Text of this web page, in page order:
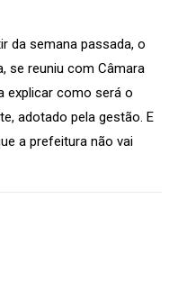
da semana passada, o
se reuniu com Câmara
explicar como será o
adotado pela gestão. E
a prefeitura não vai